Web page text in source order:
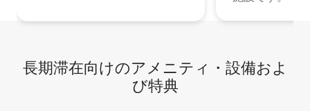
長期滞在向け⁠のア⁠メ⁠ニ⁠テ⁠ィ⁠・設⁠備⁠およ
び特⁠典